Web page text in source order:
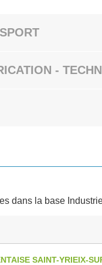
-
dans la base
SAINT-YRIEIX-